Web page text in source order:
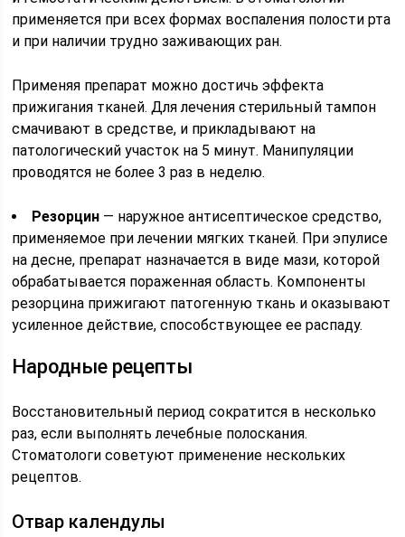
применяется при всех формах воспаления полости рта
и при наличии трудно заживающих ран.
Применяя препарат можно достичь эффекта
прижигания тканей. Для лечения стерильный тампон
смачивают в средстве, и прикладывают на
патологический участок на 5 минут. Манипуляции
проводятся не более 3 раз в неделю.
Резорцин ― наружное антисептическое средство,
применяемое при лечении мягких тканей. При эпулисе
на десне, препарат назначается в виде мази, которой
обрабатывается пораженная область. Компоненты
резорцина прижигают патогенную ткань и оказывают
усиленное действие, способствующее ее распаду.
Народные рецепты
Восстановительный период сократится в несколько
раз, если выполнять лечебные полоскания.
Стоматологи советуют применение нескольких
рецептов.
Отвар календулы